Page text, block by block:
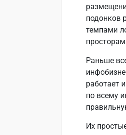
подонков
темпами
Раньше
работает
по всему
Их